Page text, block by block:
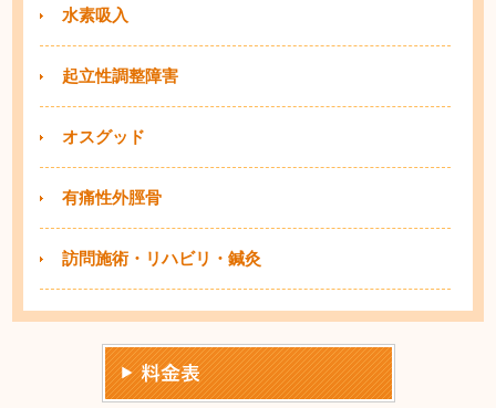
水素吸入
起立性調整障害
オスグッド
有痛性外脛骨
訪問施術・リハビリ・鍼灸